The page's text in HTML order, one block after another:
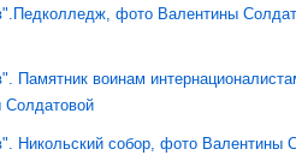
фото Валентины
Памятник воинам
Никольский собор, фото Валентины